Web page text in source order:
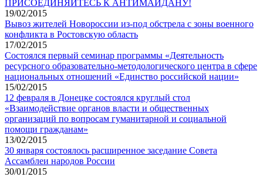
ПРИСОЕДИНЯЙТЕСЬ К АНТИМАЙДАНУ!
19/02/2015
Вывоз жителей Новороссии из-под обстрела с зоны военного
конфликта в Ростовскую область
17/02/2015
Состоялся первый семинар программы «Деятельность
ресурсного образовательно-методологического центра в сфере
национальных отношений «Единство российской нации»
15/02/2015
12 февраля в Донецке состоялся круглый стол
«Взаимодействие органов власти и общественных
организаций по вопросам гуманитарной и социальной
помощи гражданам»
13/02/2015
30 января состоялось расширенное заседание Совета
Ассамблеи народов России
30/01/2015